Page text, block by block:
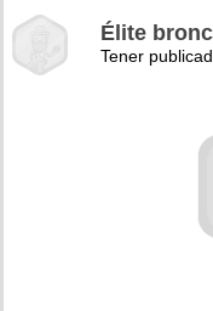
Élite
Tener